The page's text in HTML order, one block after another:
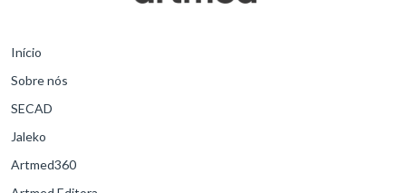
Início
Sobre nós
SECAD
Jaleko
Artmed360